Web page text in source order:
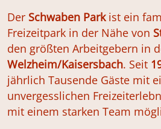
Der Schwaben Parkist ein
Freizeitpark in der Nähe von
den größten Arbeitgebern in
Welzheim/Kaisersbach. Seit
jährlich Tausende Gäste mit
unvergesslichen
mit einem starken Team